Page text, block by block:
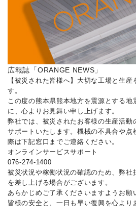
広報誌「ORANGE NEWS」
【被災された皆様へ】大切な工場と生
す。
この度の熊本県熊本地方を震源とする地
に、心よりお見舞い申し上げます。
弊社では、被災されたお客様の生産活動
サポートいたします。機械の不具合や点
際は下記窓口までご連絡ください。
オンラインサービスサポート
076-274-1400
被災状況や稼働状況の確認のため、弊社
を差し上げる場合がございます。
あらかじめご了承くださいますようお願
皆様の安全と、一日も早い復興を心より